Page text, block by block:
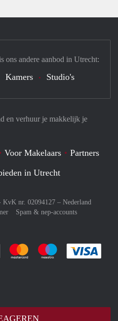
en verhuur je makkelijk je
Voor Makelaars
Partners
in Utrecht
KvK nr. 02094127 – Nederland
Spam & nep-accounts
Je rekent gemakkelijk af met Paypal
Je rekent gemakkelijk af met
Je rekent
ons andere aanbod in Utrecht:
Kamers Studio's